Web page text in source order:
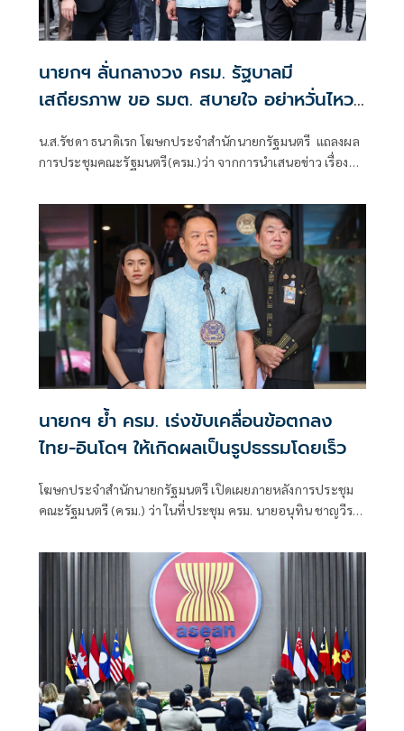
นายกฯ ลั่นกลางวง ครม. รัฐบาลมี
เสถียรภาพ ขอ รมต. สบายใจ อย่าหวั่นไหว
น.ส.รัชดา ธนาดิเรก โฆษกประจำสำนักนายกรัฐมนตรี แถลงผล
การประชุมคณะรัฐมนตรี(ครม.)ว่า จากการนำเสนอข่าว เรื่อง
ร่วมรัฐบาลและนายกฯไปแล้วว่า รัฐบาลนี้มีเสถียรภาพและ
ทำงานร่วมกันอย่างเต็มที่
นายกฯ ย้ำ ครม. เร่งขับเคลื่อนข้อตกลง
ไทย-อินโดฯ ให้เกิดผลเป็นรูปธรรมโดยเร็ว
โฆษกประจำสำนักนายกรัฐมนตรี เปิดเผยภายหลังการประชุม
คณะรัฐมนตรี (ครม.) ว่า ในที่ประชุม ครม. นายอนุทิน ชาญวีร
รายงานผลการเยือนสาธารณรัฐอินโดนีเซียอย่างเป็นทางการ
ระหว่างวันที่ 3–4 สิงหาคม 2569